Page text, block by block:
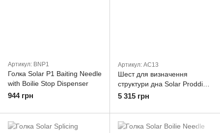
Артикул: BNP1
Голка Solar P1 Baiting Needle
with Boilie Stop Dispenser
944 грн
Артикул: AC13
Шест для визначення
структури дна Solar Prodding
Stick Kit. 6m
5 315 грн